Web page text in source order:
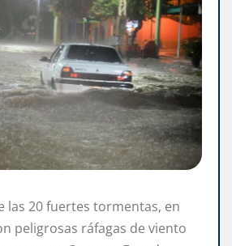
las 20 fuertes tormentas, en
peligrosas ráfagas de viento